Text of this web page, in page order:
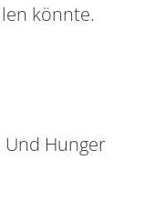
könnte.
Hunger